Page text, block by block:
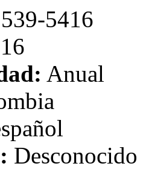
5416
Anual
Desconocido